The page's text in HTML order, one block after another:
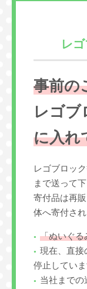
レ
事前の
レゴブ
に入れ
レゴブロッ
まで送って下
寄付品は再
体へ寄付され
「ぬいぐる
現在、直接
停止していま
当社までの